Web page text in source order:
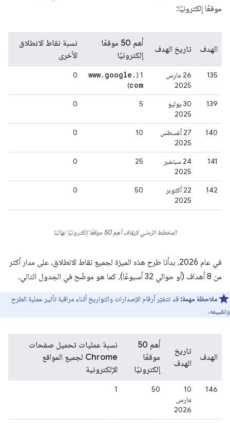
موقعًا إلكترونيًا:
الهدف تاريخ الهدف
أهم 50 موقعًا
إلكترونيًا
نسبة نقاط الانطلاق
الأخرى
135
‫26 مارس
2025
‫1 (
www. google .
com
)
0
139
‫30 يوليو
2025
5
0
140
‫27 أغسطس
2025
10
0
141
‫24 سبتمبر
2025
25
0
142
‫22 أكتوبر
2025
50
0
المخطط الزمني لإيقاف أهم 50 موقعًا إلكترونيًا نهائيًا
في عام 2026، بدأنا طرح هذه الميزة لجميع نقاط الانطلاق، على مدار أكثر
من 8 أهداف (أو حوالي 32 أسبوعًا)، كما هو موضّح في الجدول التالي.
ملاحظة مهمة: قد تتغيّر أرقام الإصدارات والتواريخ أثناء مراقبة تأثير عملية الطرح
وتقييمه.
الهدف
تاريخ
الهدف
أهم 50
موقعًا
إلكترونيًا
نسبة عمليات تحميل صفحات
Chrome لجميع المواقع
الإلكترونية
146
‫10
مارس
2026
50
1